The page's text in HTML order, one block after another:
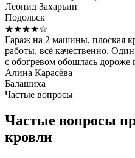
Леонид Захарьин
Подольск
★★★★☆
Гараж на 2 машины, плоская
работы, всё качественно.
с обогревом обошлась дороже
Алина Карасёва
Балашиха
Частые вопросы
Частые вопросы
кровли